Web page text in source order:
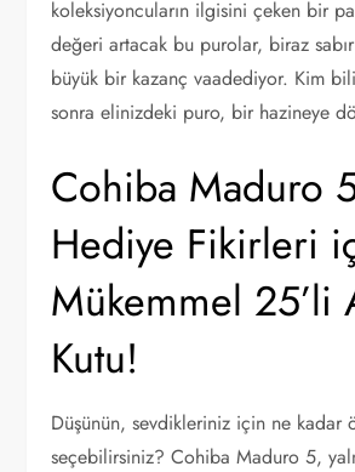
koleksiyoncuların ilgisini çeken bir
değeri artacak bu purolar, biraz
büyük bir kazanç vaadediyor. Kim
sonra elinizdeki puro, bir hazineye
Cohiba Maduro
Hediye Fikirleri
Mükemmel 25’li
Kutu!
Düşünün, sevdikleriniz için ne kadar
seçebilirsiniz? Cohiba Maduro 5,